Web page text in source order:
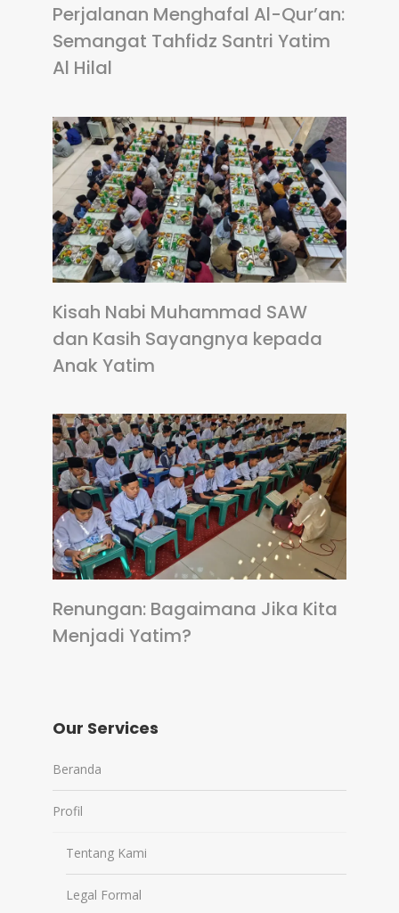
Perjalanan Menghafal Al-Qur’an:
Semangat Tahfidz Santri Yatim
Al Hilal
Kisah Nabi Muhammad SAW
dan Kasih Sayangnya kepada
Anak Yatim
Renungan: Bagaimana Jika Kita
Menjadi Yatim?
Our Services
Beranda
Profil
Tentang Kami
Legal Formal